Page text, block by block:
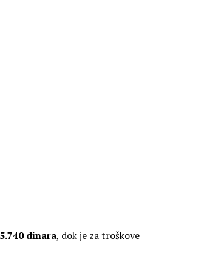
dinara, dok je za troškove